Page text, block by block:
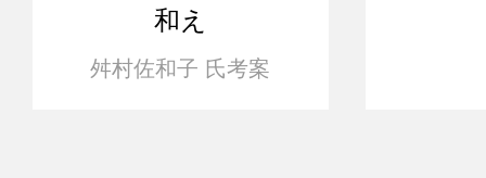
和え
舛村佐和子 氏考案